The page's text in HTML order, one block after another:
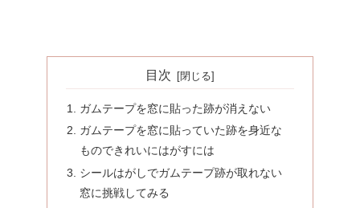
目次
ガムテープを窓に貼った跡が消えない
ガムテープを窓に貼っていた跡を身近な
ものできれいにはがすには
シールはがしでガムテープ跡が取れない
窓に挑戦してみる